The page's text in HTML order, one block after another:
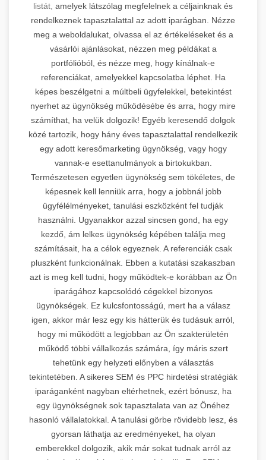
listát, amelyek látszólag megfelelnek a céljainknak és
rendelkeznek tapasztalattal az adott iparágban. Nézze
meg a weboldalukat, olvassa el az értékeléseket és a
vásárlói ajánlásokat, nézzen meg példákat a
portfólióból, és nézze meg, hogy kínálnak-e
referenciákat, amelyekkel kapcsolatba léphet. Ha
képes beszélgetni a múltbeli ügyfelekkel, betekintést
nyerhet az ügynökség működésébe és arra, hogy mire
számíthat, ha velük dolgozik! Egyéb keresendő dolgok
közé tartozik, hogy hány éves tapasztalattal rendelkezik
egy adott keresőmarketing ügynökség, vagy hogy
vannak-e esettanulmányok a birtokukban.
Természetesen egyetlen ügynökség sem tökéletes, de
képesnek kell lenniük arra, hogy a jobbnál jobb
ügyfélélményeket, tanulási eszközként fel tudják
használni. Ugyanakkor azzal sincsen gond, ha egy
kezdő, ám lelkes ügynökség képében találja meg
számításait, ha a célok egyeznek. A referenciák csak
pluszként funkcionálnak. Ebben a kutatási szakaszban
azt is meg kell tudni, hogy működtek-e korábban az Ön
iparágához kapcsolódó cégekkel bizonyos
ügynökségek. Ez kulcsfontosságú, mert ha a válasz
igen, akkor már lesz egy kis hátterük és tudásuk arról,
hogy mi működött a legjobban az Ön szakterületén
működő többi vállalkozás számára, így máris szert
tehetünk egy helyzeti előnyben a választás
tekintetében. A sikeres SEM és PPC hirdetési stratégiák
iparáganként nagyban eltérhetnek, ezért bónusz, ha
egy ügynökségnek sok tapasztalata van az Önéhez
hasonló vállalatokkal. A tanulási görbe rövidebb lesz, és
gyorsan láthatja az eredményeket, ha olyan
emberekkel dolgozik, akik már sokat tudnak arról az